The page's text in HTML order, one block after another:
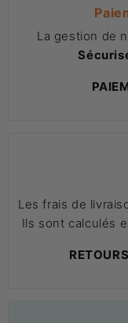
La gestion de
Les frais de
Ils sont calculés